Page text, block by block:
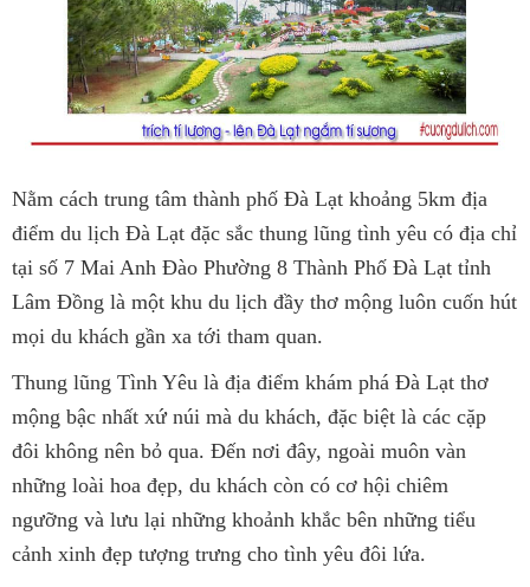
Nằm cách trung tâm thành phố Đà Lạt khoảng 5km địa
điểm du lịch Đà Lạt đặc sắc thung lũng tình yêu có địa chỉ
tại số 7 Mai Anh Đào Phường 8 Thành Phố Đà Lạt tỉnh
Lâm Đồng là một khu du lịch đầy thơ mộng luôn cuốn hút
mọi du khách gần xa tới tham quan.
Thung lũng Tình Yêu là địa điểm khám phá Đà Lạt thơ
mộng bậc nhất xứ núi mà du khách, đặc biệt là các cặp
đôi không nên bỏ qua. Đến nơi đây, ngoài muôn vàn
những loài hoa đẹp, du khách còn có cơ hội chiêm
ngưỡng và lưu lại những khoảnh khắc bên những tiểu
cảnh xinh đẹp tượng trưng cho tình yêu đôi lứa.